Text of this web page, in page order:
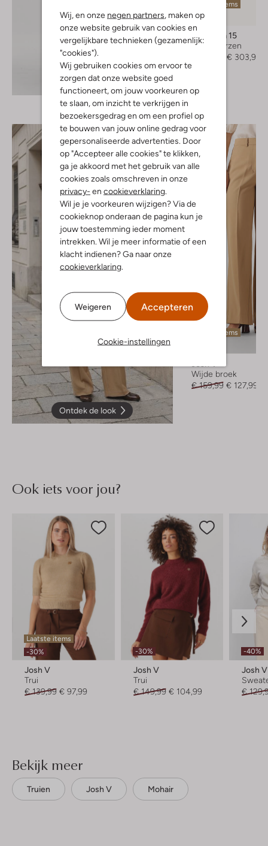
Wij, en onze negen partners, maken op
onze website gebruik van cookies en
vergelijkbare technieken (gezamenlijk:
"cookies").
Wij gebruiken cookies om ervoor te
zorgen dat onze website goed
functioneert, om jouw voorkeuren op
te slaan, om inzicht te verkrijgen in
bezoekersgedrag en om een profiel op
te bouwen van jouw online gedrag voor
gepersonaliseerde advertenties. Door
op "Accepteer alle cookies" te klikken,
ga je akkoord met het gebruik van alle
cookies zoals omschreven in onze
privacy- en cookieverklaring.
Wil je je voorkeuren wijzigen? Via de
cookieknop onderaan de pagina kun je
jouw toestemming ieder moment
intrekken. Wil je meer informatie of een
klacht indienen? Ga naar onze
cookieverklaring.
Weigeren Accepteren
Cookie-instellingen
Ontdek de look
Laatste items
-20%
Via Roma 15
Hoge laarzen
€ 303,99
Ontdek de look
Laatste items
Wijde broek
€ 159,99 € 127,99
Ook iets voor jou?
Laatste items
-30%
Josh V
Trui
€ 139,99 € 97,99
-30%
Josh V
Trui
€ 149,99 € 104,99
-40%
Josh V
€
Bekijk meer
Truien Josh V Mohair